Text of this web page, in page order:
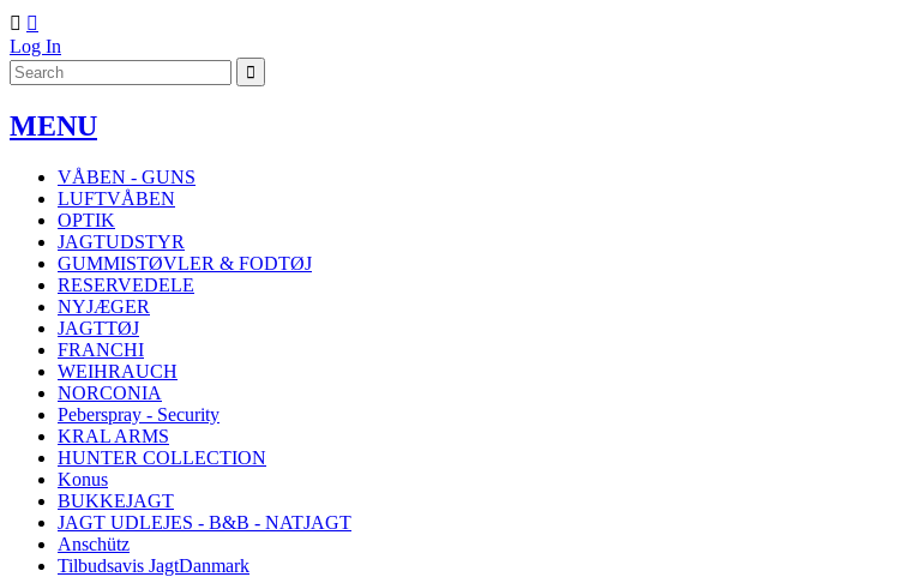
 
Log In
MENU
VÅBEN - GUNS
LUFTVÅBEN
OPTIK
JAGTUDSTYR
GUMMISTØVLER & FODTØJ
RESERVEDELE
NYJÆGER
JAGTTØJ
FRANCHI
WEIHRAUCH
NORCONIA
Peberspray - Security
KRAL ARMS
HUNTER COLLECTION
Konus
BUKKEJAGT
JAGT UDLEJES - B&B - NATJAGT
Anschütz
Tilbudsavis JagtDanmark